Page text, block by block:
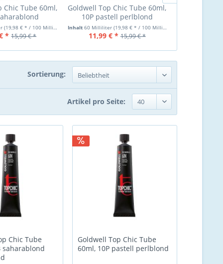
Chic Tube 60ml,
(19,98 € * / 100 Milliliter)
* 15,99 € *
Goldwell Top Chic Tube 60ml,
10P pastell perlblond
Inhalt 60 Milliliter (19,98 € * / 100 Milliliter)
11,99 € * 15,99 € *
Sortierung:
Artikel pro Seite:
Chic Tube
saharablond
Goldwell Top Chic Tube
60ml, 10P pastell perlblond